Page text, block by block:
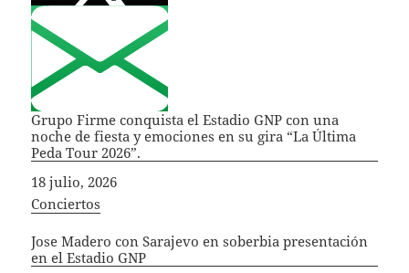
Grupo Firme conquista el Estadio GNP con una
noche de fiesta y emociones en su gira “La Última
Peda Tour 2026”.
Fecha
18 julio, 2026
In relation to
Conciertos
Jose Madero con Sarajevo en soberbia presentación
en el Estadio GNP